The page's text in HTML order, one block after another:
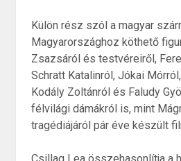
Külön rész szól a magyar
Magyarországhoz köthető
Zsazsáról és testvéreiről,
Schratt Katalinról, Jókai
Kodály Zoltánról és Faludy
félvilági dámákról is, mint
tragédiájáról pár éve készült